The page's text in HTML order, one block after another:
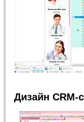
Дизайн CRM-